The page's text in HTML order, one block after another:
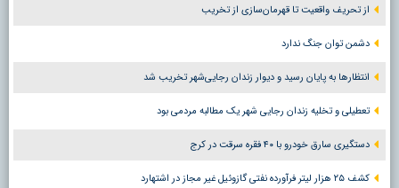
از تحریف واقعیت تا قهرمان‌سازی از تخریب
دشمن توان جنگ ندارد
انتظارها به پایان رسید و دیوار زندان رجایی‌شهر تخریب شد
تعطیلی و تخلیه زندان رجایی شهر یک مطالبه مردمی بود
دستگیری سارق خودرو با ۴۰ فقره سرقت در کرج
کشف ۲۵ هزار لیتر فرآورده نفتی گازوئیل غیر مجاز در اشتهارد